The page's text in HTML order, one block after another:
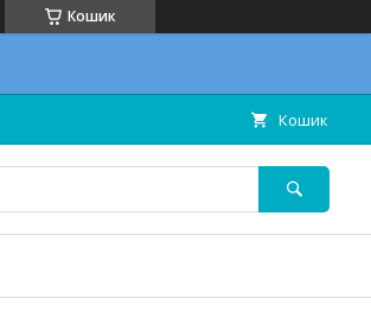
Кошик
Кошик